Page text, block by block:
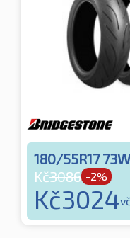
180/55R17 73W
Kč3086 -2%
Kč3024